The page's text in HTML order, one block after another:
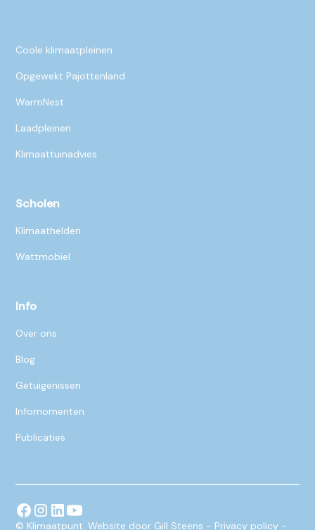
Coole klimaatpleinen
Opgewekt Pajottenland
WarmNest
Laadpleinen
Klimaattuinadvies
Scholen
Klimaathelden
Wattmobiel
Info
Over ons
Blog
Getuigenissen
Infomomenten
Publicaties
© Klimaatpunt. Website door Gill Steens - Privacy policy -